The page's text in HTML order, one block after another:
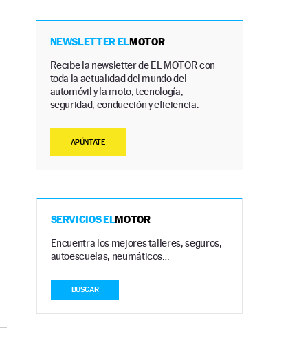
NEWSLETTER ELMOTOR
Recibe la newsletter de EL MOTOR con
toda la actualidad del mundo del
automóvil y la moto, tecnología,
seguridad, conducción y eficiencia.
APÚNTATE
SERVICIOS ELMOTOR
Encuentra los mejores talleres, seguros,
autoescuelas, neumáticos…
BUSCAR